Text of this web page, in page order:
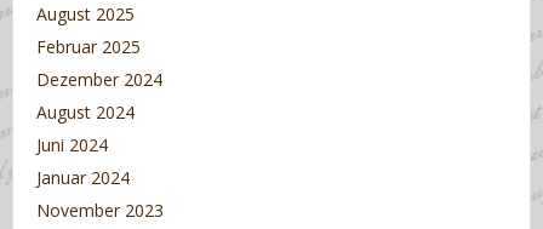
August 2025
Februar 2025
Dezember 2024
August 2024
Juni 2024
Januar 2024
November 2023